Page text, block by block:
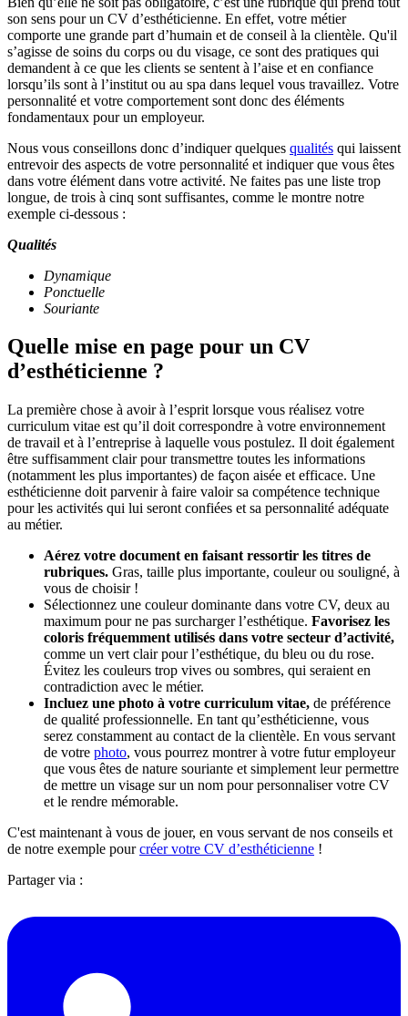
son sens pour un CV d’esthéticienne. En effet, votre métier
comporte une grande part d’humain et de conseil à la clientèle. Qu'il
s’agisse de soins du corps ou du visage, ce sont des pratiques qui
demandent à ce que les clients se sentent à l’aise et en confiance
lorsqu’ils sont à l’institut ou au spa dans lequel vous travaillez. Votre
personnalité et votre comportement sont donc des éléments
fondamentaux pour un employeur.
Nous vous conseillons donc d’indiquer quelques qualités qui laissent
entrevoir des aspects de votre personnalité et indiquer que vous êtes
dans votre élément dans votre activité. Ne faites pas une liste trop
longue, de trois à cinq sont suffisantes, comme le montre notre
exemple ci-dessous :
Qualités
Dynamique
Ponctuelle
Souriante
Quelle mise en page pour un CV
d’esthéticienne ?
La première chose à avoir à l’esprit lorsque vous réalisez votre
curriculum vitae est qu’il doit correspondre à votre environnement
de travail et à l’entreprise à laquelle vous postulez. Il doit également
être suffisamment clair pour transmettre toutes les informations
(notamment les plus importantes) de façon aisée et efficace. Une
esthéticienne doit parvenir à faire valoir sa compétence technique
pour les activités qui lui seront confiées et sa personnalité adéquate
au métier.
Aérez votre document en faisant ressortir les titres de
rubriques. Gras, taille plus importante, couleur ou souligné, à
vous de choisir !
Sélectionnez une couleur dominante dans votre CV, deux au
maximum pour ne pas surcharger l’esthétique. Favorisez les
coloris fréquemment utilisés dans votre secteur d’activité,
comme un vert clair pour l’esthétique, du bleu ou du rose.
Évitez les couleurs trop vives ou sombres, qui seraient en
contradiction avec le métier.
Incluez une photo à votre curriculum vitae, de préférence
de qualité professionnelle. En tant qu’esthéticienne, vous
serez constamment au contact de la clientèle. En vous servant
de votre photo, vous pourrez montrer à votre futur employeur
que vous êtes de nature souriante et simplement leur permettre
de mettre un visage sur un nom pour personnaliser votre CV
et le rendre mémorable.
C'est maintenant à vous de jouer, en vous servant de nos conseils et
de notre exemple pourcréer votre CV d’esthéticienne !
Partager via :